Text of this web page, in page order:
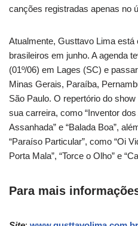
canções registradas apenas no
Atualmente, Gusttavo Lima está
brasileiros em junho. A agenda
(01º/06) em Lages (SC) e
Minas Gerais, Paraíba,
São Paulo. O repertório do
sua carreira, como “Inventor dos
Assanhada” e “Balada Boa”,
“Paraíso Particular”, como “Oi
Porta Mala”, “Torce o Olho” e
Para mais